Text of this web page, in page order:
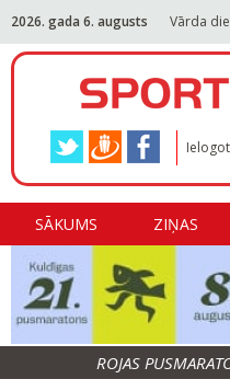
2026. gada 6. augusts Vārda
SĀKUMS ZIŅAS
ROJAS